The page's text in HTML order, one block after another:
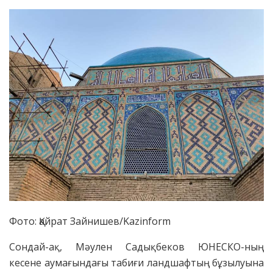
Фото: Қайрат Зайнишев/Kazinform
Сондай-ақ, Мәулен Садықбеков ЮНЕСКО-ның
кесене аумағындағы табиғи ландшафтың бұзылуына